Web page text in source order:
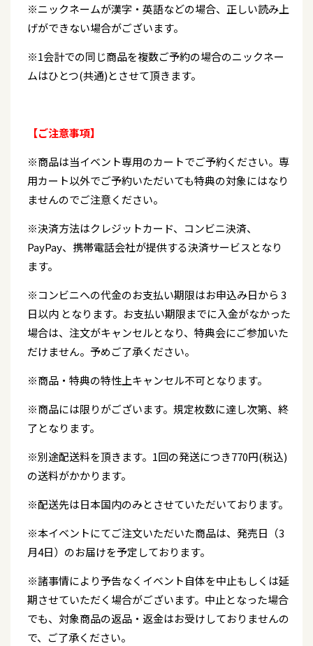
※ニックネームが漢字・英語などの場合、正しい読み上
げができない場合がございます。
※1会計での同じ商品を複数ご予約の場合のニックネー
ムはひとつ(共通)とさせて頂きます。
【ご注意事項】
※商品は当イベント専用のカートでご予約ください。専
用カート以外でご予約いただいても特典の対象にはなり
ませんのでご注意ください。
※決済方法はクレジットカード、コンビニ決済、
PayPay、携帯電話会社が提供する決済サービスとなり
ます。
※コンビニへの代金のお支払い期限はお申込み日から 3
日以内 となります。お支払い期限までに入金がなかった
場合は、注文がキャンセルとなり、特典会にご参加いた
だけません。予めご了承ください。
※商品・特典の特性上キャンセル不可となります。
※商品には限りがございます。規定枚数に達し次第、終
了となります。
※別途配送料を頂きます。1回の発送につき770円(税込)
の送料がかかります。
※配送先は日本国内のみとさせていただいております。
※本イベントにてご注文いただいた商品は、発売日（3
月4日）のお届けを予定しております。
※諸事情により予告なくイベント自体を中止もしくは延
期させていただく場合がございます。中止となった場合
でも、対象商品の返品・返金はお受けしておりませんの
で、ご了承ください。